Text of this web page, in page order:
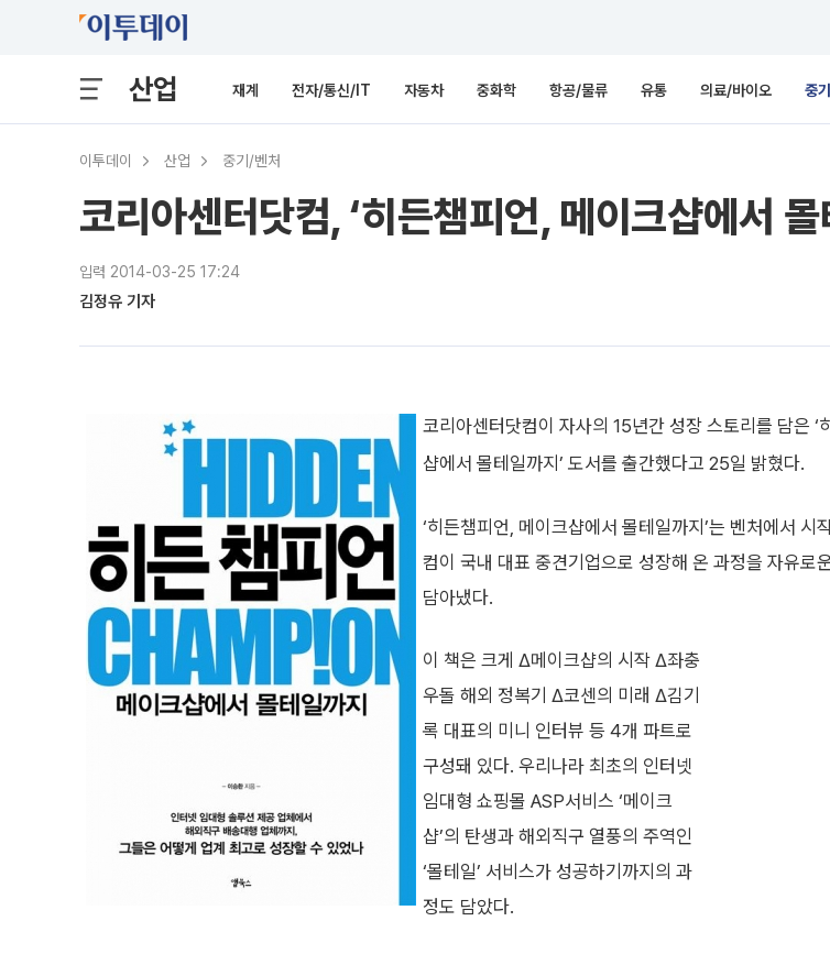
산업 재계 전자/통신/IT 자동차 중화학 항공/물류 유통 의료/바이오 중
이투데이 산업 중기/벤처
코리아센터닷컴, ‘히든챔피언, 메이크샵에서
입력 2014-03-25 17:24
김정유 기자
코리아센터닷컴이 자사의 15년간 성장 스토리를 담은 ‘
샵에서 몰테일까지’ 도서를 출간했다고 25일 밝혔다.
‘히든챔피언, 메이크샵에서 몰테일까지’는 벤처에서 시
컴이 국내 대표 중견기업으로 성장해 온 과정을 자유로
담아냈다.
이 책은 크게 Δ메이크샵의 시작 Δ좌충
우돌 해외 정복기 Δ코센의 미래 Δ김기
록 대표의 미니 인터뷰 등 4개 파트로
구성돼 있다. 우리나라 최초의 인터넷
임대형 쇼핑몰 ASP서비스 ‘메이크
샵’의 탄생과 해외직구 열풍의 주역인
‘몰테일’ 서비스가 성공하기까지의 과
정도 담았다.